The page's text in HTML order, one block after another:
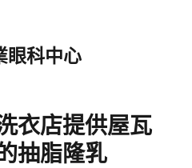
眼科中心
衣店提供屋瓦
抽脂隆乳